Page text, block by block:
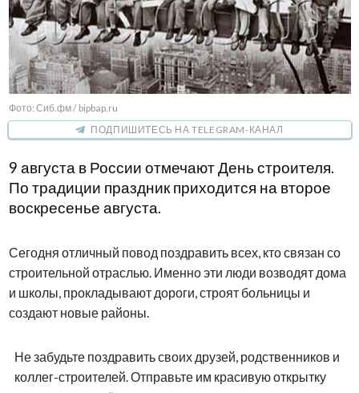
Фото: Сиб.фм / bipbap.ru
ПОДПИШИТЕСЬ НА TELEGRAM-КАНАЛ
9 августа в России отмечают День строителя.
По традиции праздник приходится на второе
воскресенье августа.
Сегодня отличный повод поздравить всех, кто связан со
строительной отраслью. Именно эти люди возводят дома
и школы, прокладывают дороги, строят больницы и
создают новые районы.
Не забудьте поздравить своих друзей, родственников и
коллег-строителей. Отправьте им красивую открытку